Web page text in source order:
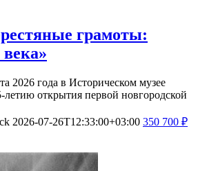
грамоты:
века»
2026 года в Историческом музее
летию открытия первой новгородской
2026-07-26T12:33:00+03:00 350 700 ₽